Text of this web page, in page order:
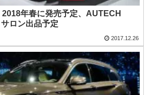
年春に発売予定、AUTECH
ロン出品予定
2017.12.26